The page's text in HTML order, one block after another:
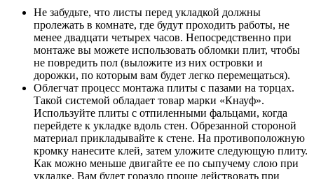
Не забудьте, что листы перед укладкой должны
пролежать в комнате, где будут проходить работы, не
менее двадцати четырех часов. Непосредственно при
монтаже вы можете использовать обломки плит, чтобы
не повредить пол (выложите из них островки и
дорожки, по которым вам будет легко перемещаться).
Облегчат процесс монтажа плиты с пазами на торцах.
Такой системой обладает товар марки «Кнауф».
Используйте плиты с отпиленными фальцами, когда
перейдете к укладке вдоль стен. Обрезанной стороной
материал прикладывайте к стене. На противоположную
кромку нанесите клей, затем уложите следующую плиту.
Как можно меньше двигайте ее по сыпучему слою при
укладке. Вам будет гораздо проще действовать при